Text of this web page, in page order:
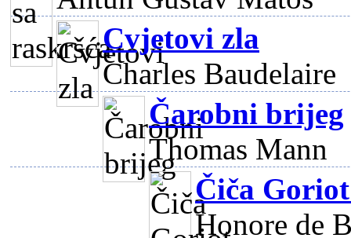
Cvjetovi zla
Charles Baudelaire
Čarobni brijeg
Thomas Mann
Čiča
Honore de